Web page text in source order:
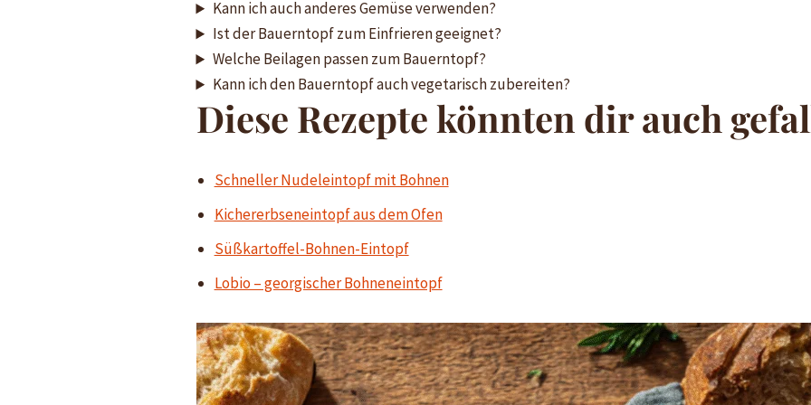
Kann ich auch anderes Gemüse verwenden?
Ist der Bauerntopf zum Einfrieren geeignet?
Welche Beilagen passen zum Bauerntopf?
Kann ich den Bauerntopf auch vegetarisch zubereiten?
Diese Rezepte könnten dir auch
Schneller Nudeleintopf mit Bohnen
Kichererbseneintopf aus dem Ofen
Süßkartoffel-Bohnen-Eintopf
Lobio – georgischer Bohneneintopf